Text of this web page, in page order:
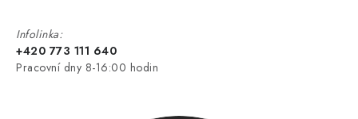
Infolinka:
+420 773 111 640
Pracovní dny 8-16:00 hodin